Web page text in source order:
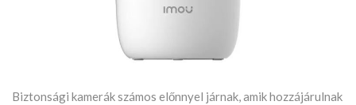
Biztonsági kamerák számos előnnyel járnak, amik hozzájárulnak